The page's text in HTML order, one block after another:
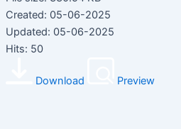
Created: 05-06-2025
Updated: 05-06-2025
Hits: 50
Download Preview